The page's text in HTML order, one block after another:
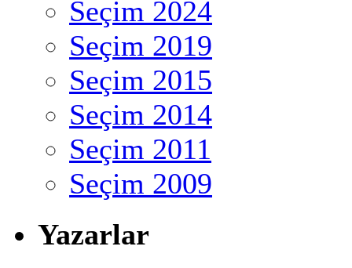
Seçim 2024
Seçim 2019
Seçim 2015
Seçim 2014
Seçim 2011
Seçim 2009
Yazarlar